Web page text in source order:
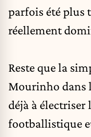
parfois été plus
réellement
Reste que la
Mourinho dans
déjà à électriser
footballistique